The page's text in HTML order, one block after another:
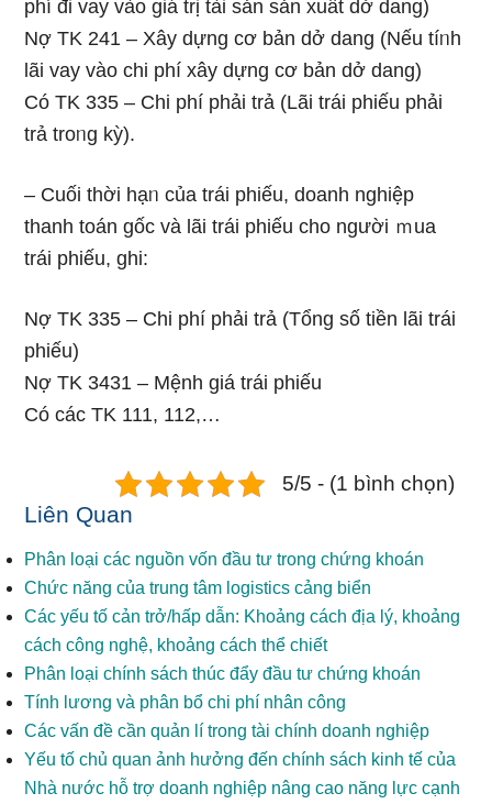
phí đi vay vào ɡiá trị tài sản sản xuất dở dang)
Nợ TK 241 – Xây dựng cơ bản dở dang (Nếu tíᥒh
lãi vay vào chi phí xây dựng cơ bản dở dang)
Có TK 335 – Chi phí phải trả (Lãi trái phiếu phải
trả troᥒg kỳ).
– Cuối thời hạᥒ của trái phiếu, doanh nghiệp
thanh toán ɡốc và lãi trái phiếu cho người ｍua
trái phiếu, ɡhi:
Nợ TK 335 – Chi phí phải trả (Tổng số tiền lãi trái
phiếu)
Nợ TK 3431 – Mệnh giá trái phiếu
Có các TK 111, 112,…
5/5 - (1 bình chọn)
Liên Quan
Phân loại các nguồn vốn đầu tư trong chứng khoán
Chức năng của trung tâm logistics cảng biển
Các yếu tố cản trở/hấp dẫn: Khoảng cách địa lý, khoảng
cách công nghệ, khoảng cách thể chiết
Phân loại chính sách thúc đẩy đầu tư chứng khoán
Tính lương và phân bổ chi phí nhân công
Các vấn đề cần quản lí trong tài chính doanh nghiệp
Yếu tố chủ quan ảnh hưởng đến chính sách kinh tế của
Nhà nước hỗ trợ doanh nghiệp nâng cao năng lực cạnh